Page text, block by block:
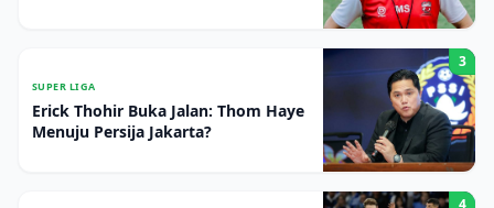
SUPER LIGA
Erick Thohir Buka Jalan: Thom Haye
Menuju Persija Jakarta?
3
4